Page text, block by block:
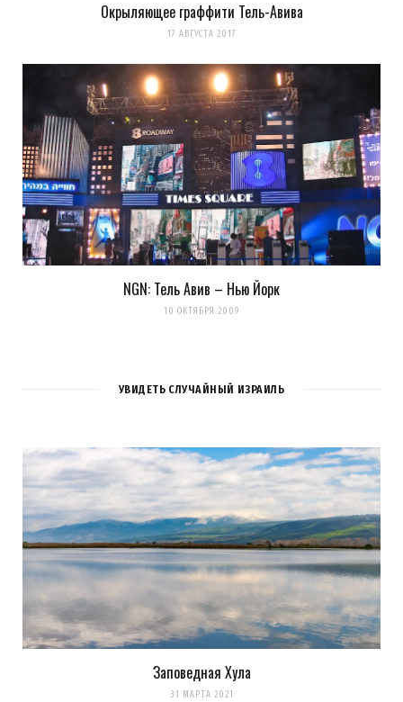
Окрыляющее граффити Тель-Авива
17 АВГУСТА 2017
NGN: Тель Авив – Нью Йорк
10 ОКТЯБРЯ 2009
УВИДЕТЬ СЛУЧАЙНЫЙ ИЗРАИЛЬ
Заповедная Хула
31 МАРТА 2021